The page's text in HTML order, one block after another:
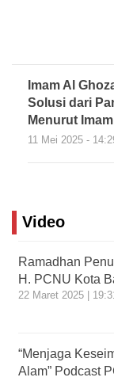
Imam Al
Solusi dari
Menurut
11 Mei 2025 -
Video
Ramadhan
H. PCNU Kota
22 Maret 2025 |
“Menjaga
Alam” Podcast